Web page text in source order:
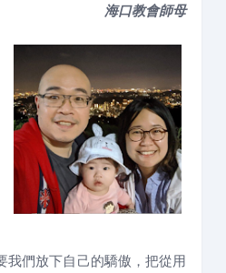
海口教會師母
我們放下自己的驕傲，把從用